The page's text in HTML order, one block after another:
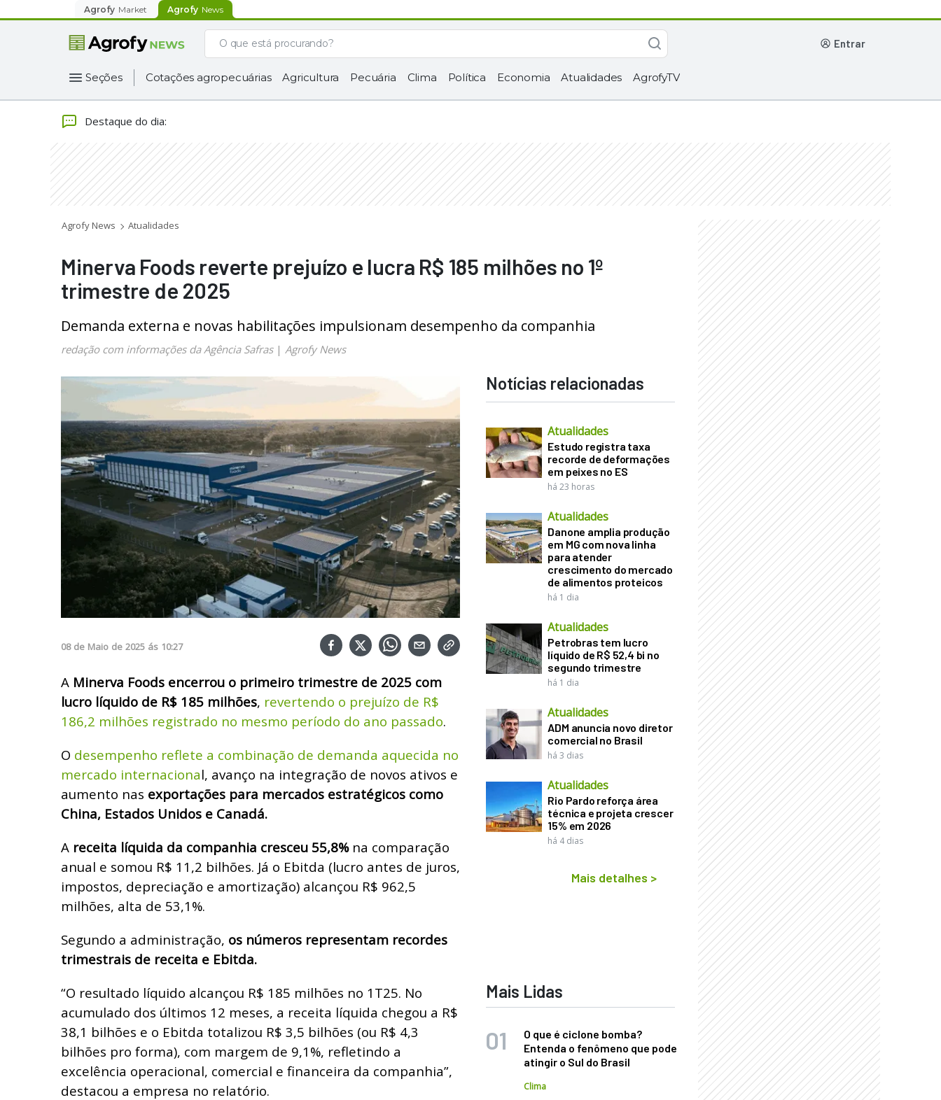
Agrofy Market Agrofy News
entrar
Seções Cotações agropecuárias Agricultura Pecuária Clima Política Economia Atualidades AgrofyTV
Destaque do dia:
Agrofy News Atualidades
Minerva Foods reverte prejuízo e lucra R$ 185 milhões no 1º
trimestre de 2025
Demanda externa e novas habilitações impulsionam desempenho da companhia
redação com informações da Agência Safras| Agrofy News
08 de Maio de 2025 ás 10:27
A Minerva Foods encerrou o primeiro trimestre de 2025 com
lucro líquido de R$ 185 milhões, revertendo o prejuízo de R$
186,2 milhões registrado no mesmo período do ano passado.
O desempenho reflete a combinação de demanda aquecida no
mercado internacional, avanço na integração de novos ativos e
aumento nas exportações para mercados estratégicos como
China, Estados Unidos e Canadá.
A receita líquida da companhia cresceu 55,8%na comparação
anual e somou R$ 11,2 bilhões. Já o Ebitda (lucro antes de juros,
impostos, depreciação e amortização) alcançou R$ 962,5
milhões, alta de 53,1%.
Segundo a administração, os números representam recordes
trimestrais de receita e Ebitda.
“O resultado líquido alcançou R$ 185 milhões no 1T25. No
acumulado dos últimos 12 meses, a receita líquida chegou a R$
38,1 bilhões e o Ebitda totalizou R$ 3,5 bilhões (ou R$ 4,3
bilhões pro forma), com margem de 9,1%, refletindo a
excelência operacional, comercial e financeira da companhia”,
destacou a empresa no relatório.
Notícias relacionadas
Atualidades
Estudo registra taxa
recorde de deformações
em peixes no ES
há 23 horas
Atualidades
Danone amplia produção
em MG com nova linha
para atender
crescimento do mercado
de alimentos proteicos
há 1 dia
Atualidades
Petrobras tem lucro
líquido de R$ 52,4 bi no
segundo trimestre
há 1 dia
Atualidades
ADM anuncia novo diretor
comercial no Brasil
há 3 dias
Atualidades
Rio Pardo reforça área
técnica e projeta crescer
15% em 2026
há 4 dias
Mais detalhes >
Mais Lidas
O que é ciclone bomba?
Entenda o fenômeno que pode
atingir o Sul do Brasil
Clima